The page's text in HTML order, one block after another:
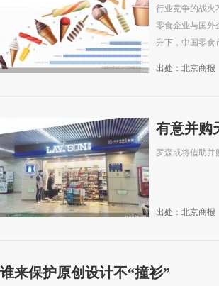
行业竞争的战火
零食企业与国外
升下，中国零食
出处：北京商报
有意并购
罗森或将借助并
出处：北京商报
谁来保护原创设计不“撞衫”